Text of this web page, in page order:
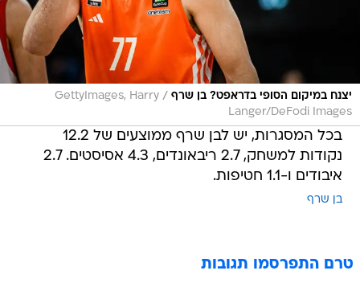
יצנח במיקום הסופי בדראפט? בן שרף /
GettyImages, Harry
Langer/DeFodi Images
בכל המסגרות, יש לבן שרף ממוצעים של 12.2
נקודות למשחק, 2.7 ריבאונדים, 4.3 אסיסטים. 2.7
איבודים ו-1.1 חטיפות.
בן שרף
טרם התפרסמו תגובות